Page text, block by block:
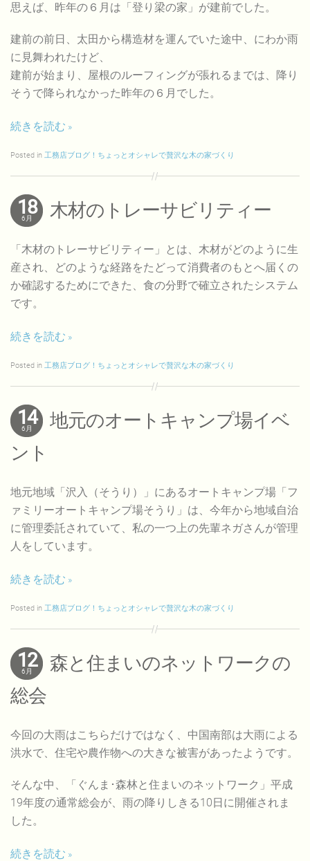
思えば、昨年の６月は「登り梁の家」が建前でした。
建前の前日、太田から構造材を運んでいた途中、にわか雨
に見舞われたけど、
建前が始まり、屋根のルーフィングが張れるまでは、降り
そうで降られなかった昨年の６月でした。
続きを読む
Posted in 工務店ブログ！ちょっとオシャレで贅沢な木の家づくり
18
6月 木材のトレーサビリティー
「木材のトレーサビリティー」とは、木材がどのように生
産され、どのような経路をたどって消費者のもとへ届くの
か確認するためにできた、食の分野で確立されたシステム
です。
続きを読む
Posted in 工務店ブログ！ちょっとオシャレで贅沢な木の家づくり
14
6月
地元のオートキャンプ場イベ
ント
地元地域「沢入（そうり）」にあるオートキャンプ場「フ
ァミリーオートキャンプ場そうり」は、今年から地域自治
に管理委託されていて、私の一つ上の先輩ネガさんが管理
人をしています。
続きを読む
Posted in 工務店ブログ！ちょっとオシャレで贅沢な木の家づくり
12
6月
森と住まいのネットワークの
総会
今回の大雨はこちらだけではなく、中国南部は大雨による
洪水で、住宅や農作物への大きな被害があったようです。
そんな中、「ぐんま･森林と住まいのネットワーク」平成
19年度の通常総会が、雨の降りしきる10日に開催されま
した。
続きを読む